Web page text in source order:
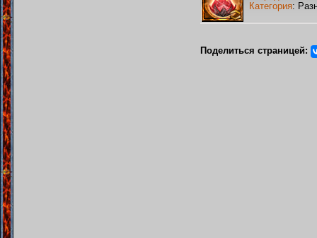
Категория:
Поделиться страницей: